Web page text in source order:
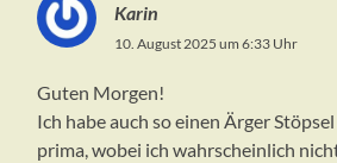
Karin
10. August 2025 um 6:33 Uhr
Guten Morgen!
Ich habe auch so einen Ärger
prima, wobei ich wahrscheinlich